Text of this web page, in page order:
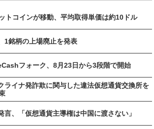
トコインが移動、平均取得単価は約10ドル
1銘柄の上場廃止を発表
フォーク、8月23日から3段階で開始
ライナ発詐欺に関与した違法仮想通貨交換所を
言、「仮想通貨主導権は中国に渡さない」